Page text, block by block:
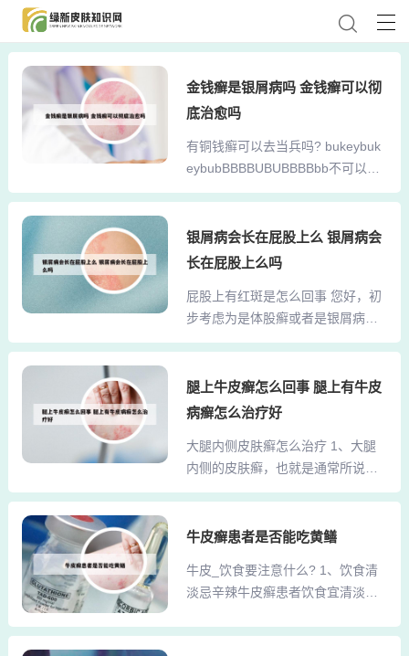
金钱癣是银屑病吗 金钱癣可以彻
底治愈吗
有铜钱癣可以去当兵吗? bukeybuk
eybubBBBBUBUBBBBbb不可以。
铜钱癣也称钱币状皮炎，又称“金钱
“荷叶癣”等。一种圆币形，有水泡，
结痂，鳞屑和通常伴有皮肤瘙痒等
公民体格检查标准 第十二条 中、重
度腋臭，头癣，泛发性体癣，疥
疮，慢性泛发性湿疹，慢性荨麻
风，银屑病，与传染性麻风病人有
密切接触史（共同生活）及其他有
面容的血管痣和色素痣...
银屑病会长在屁股上么 银屑病会
长在屁股上么吗
屁股上有红斑是怎么回事 您好，初
步考虑为是体股癣或者是银屑病，
股癣是由一组浅表皮肤癣菌引起的
疹，这种情况有可能是该部位出现
过敏性反应，最常见的是局部过敏
能会出现片状的红斑或者红斑基础
上的丘疹、丘疱疹等等。也有可能
是该部位出现的接触性皮炎，如果
位的皮肤界限清楚的红斑基础上的
情况一般考虑以下几种原因：第毛
囊炎，毛囊炎是局限于毛囊口的化
脓性的炎症，主要致病菌是金黄
腿上牛皮癣怎么回事 腿上有牛皮
病癣怎么治疗好
大腿内侧皮肤癣怎么治疗 1、大腿
内侧的皮肤癣，也就是通常所说的
股癣。出现真菌感染股癣的治疗，
时可以口服抗组胺药物。不严重的
乳膏、美克乳膏进行外涂。如果股
癣感染比较严重，增生比较肥厚，
牛皮癣患者是否能吃黄鳝
牛皮_饮食要注意什么? 1、饮食清
淡忌辛辣牛皮癣患者饮食宜清淡，
激的食物，比如生姜、大蒜、辣